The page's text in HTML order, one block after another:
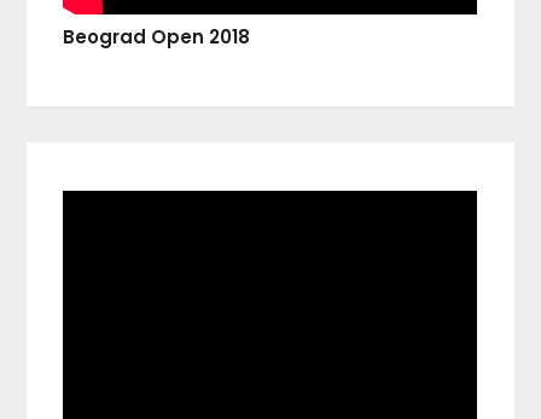
Beograd Open 2018